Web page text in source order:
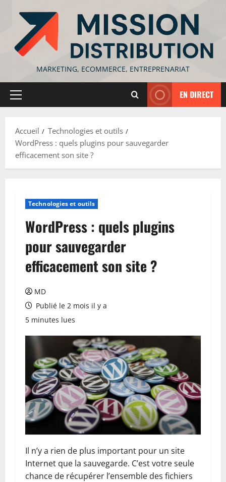
contenu
MARKETING, ECOMMERCE, ENTREPRENARIAT
Menu
EN DIRECT
Accueil
Technologies et outils
WordPress : quels plugins pour sauvegarder
efficacement son site ?
Technologies et outils
WordPress : quels plugins
pour sauvegarder
efficacement son site ?
MD
Publié le 2 mois il y a
5 minutes lues
Il n’y a rien de plus important pour un site
Internet que la sauvegarde. C’est votre seule
chance de récupérer l’ensemble des fichiers